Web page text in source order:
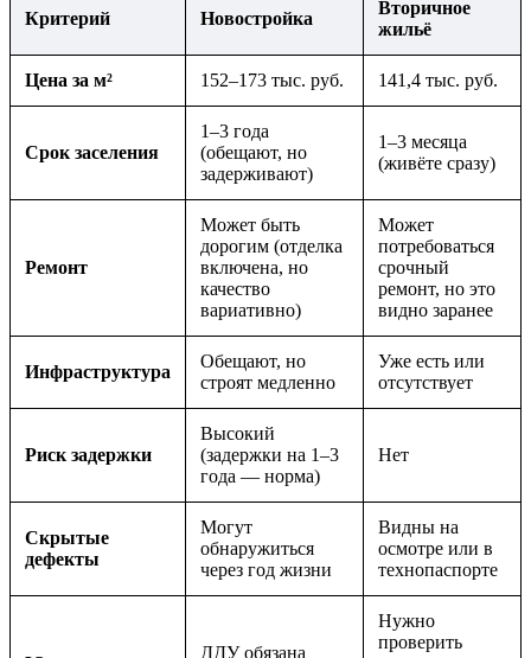
Критерий Новостройка
Вторичное
жильё
Цена за м² 152–173 тыс. руб. 141,4 тыс. руб.
Срок заселения
1–3 года
(обещают, но
задерживают)
1–3 месяца
(живёте сразу)
Ремонт
Может быть
дорогим (отделка
включена, но
качество
вариативно)
Может
потребоваться
срочный
ремонт, но это
видно заранее
Инфраструктура
Обещают, но
строят медленно
Уже есть или
отсутствует
Риск задержки
Высокий
(задержки на 1–3
года — норма)
Нет
Скрытые
дефекты
Могут
обнаружиться
через год жизни
Видны на
осмотре или в
технопаспорте
ДДУ обязана
Нужно
проверить